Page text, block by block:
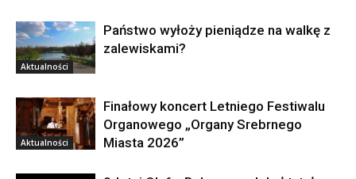
Aktualności
Państwo wyłoży pieniądze na walkę z
zalewiskami?
Aktualności
Finałowy koncert Letniego Festiwalu
Organowego „Organy Srebrnego
Miasta 2026”